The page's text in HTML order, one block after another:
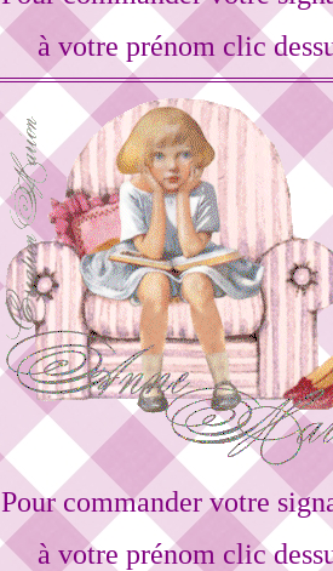
à votre prénom clic
Pour commander votre
à votre prénom clic